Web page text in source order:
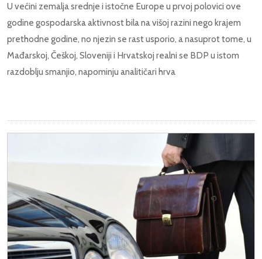
U većini zemalja srednje i istočne Europe u prvoj polovici ove
godine gospodarska aktivnost bila na višoj razini nego krajem
prethodne godine, no njezin se rast usporio, a nasuprot tome, u
Mađarskoj, Češkoj, Sloveniji i Hrvatskoj realni se BDP u istom
razdoblju smanjio, napominju analitičari hrva